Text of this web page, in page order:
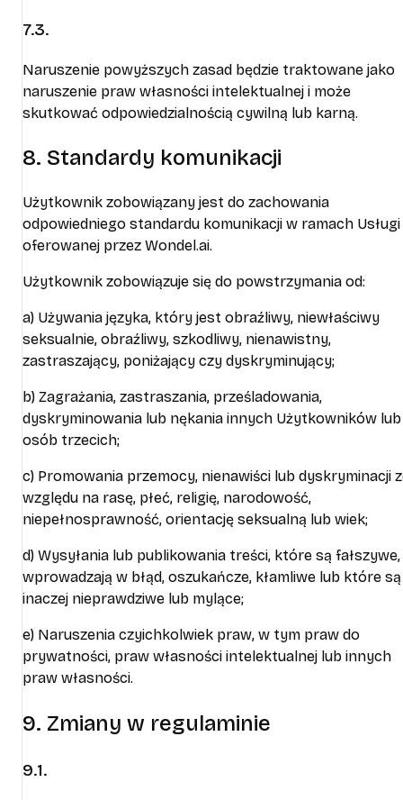
7.3.
Naruszenie powyższych zasad będzie traktowane jako
naruszenie praw własności intelektualnej i może
skutkować odpowiedzialnością cywilną lub karną.
8. Standardy komunikacji
Użytkownik zobowiązany jest do zachowania
odpowiedniego standardu komunikacji w ramach Usługi
oferowanej przez Wondel.ai.
Użytkownik zobowiązuje się do powstrzymania od:
a) Używania języka, który jest obraźliwy, niewłaściwy
seksualnie, obraźliwy, szkodliwy, nienawistny,
zastraszający, poniżający czy dyskryminujący;
b) Zagrażania, zastraszania, prześladowania,
dyskryminowania lub nękania innych Użytkowników lub
osób trzecich;
c) Promowania przemocy, nienawiści lub dyskryminacji
względu na rasę, płeć, religię, narodowość,
niepełnosprawność, orientację seksualną lub wiek;
d) Wysyłania lub publikowania treści, które są fałszywe,
wprowadzają w błąd, oszukańcze, kłamliwe lub które są
inaczej nieprawdziwe lub mylące;
e) Naruszenia czyichkolwiek praw, w tym praw do
prywatności, praw własności intelektualnej lub innych
praw własności.
9. Zmiany w regulaminie
9.1.